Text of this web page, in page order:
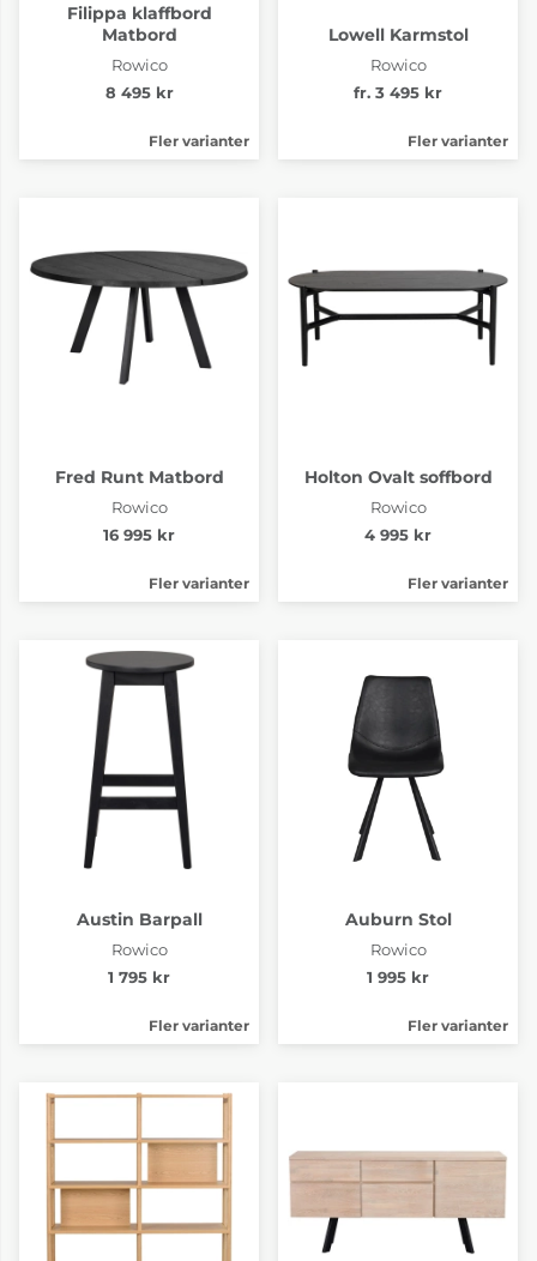
Filippa klaffbord
Matbord
Rowico
8 495 kr
Fler varianter
Lowell Karmstol
Rowico
fr. 3 495 kr
Fler varianter
Fred Runt Matbord
Rowico
16 995 kr
Fler varianter
Holton Ovalt soffbord
Rowico
4 995 kr
Fler varianter
Austin Barpall
Rowico
1 795 kr
Fler varianter
Auburn Stol
Rowico
1 995 kr
Fler varianter